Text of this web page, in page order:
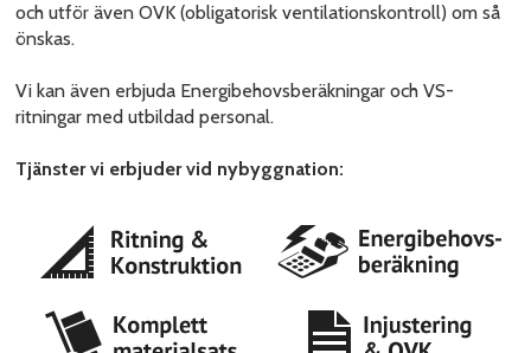
och utför även OVK (obligatorisk ventilationskontroll) om så
önskas.
Vi kan även erbjuda Energibehovsberäkningar och VS-
ritningar med utbildad personal.
Tjänster vi erbjuder vid nybyggnation: